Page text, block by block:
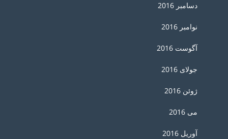
دسامبر 2016
نوامبر 2016
آگوست 2016
جولای 2016
ژوئن 2016
می 2016
آوریل 2016